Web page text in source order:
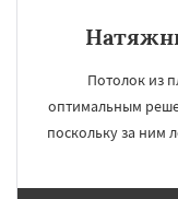
Потолок из
оптимальным
поскольку за ним